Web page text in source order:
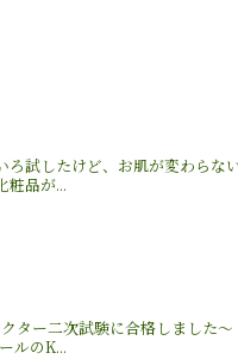
試したけど、お肌が変わら
粧品が...
ター二次試験に合格しました
ルのK...